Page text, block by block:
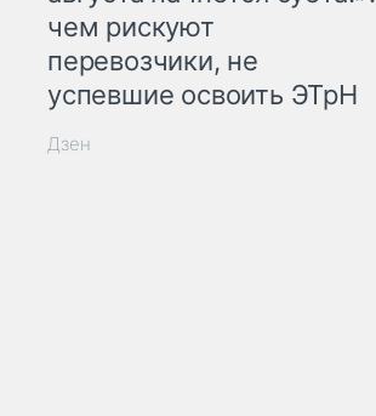
чем рискуют
перевозчики, не
успевшие освоить ЭТрН
Дзен